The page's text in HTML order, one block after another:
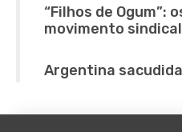
“Filhos de Ogum”:
movimento
Argentina